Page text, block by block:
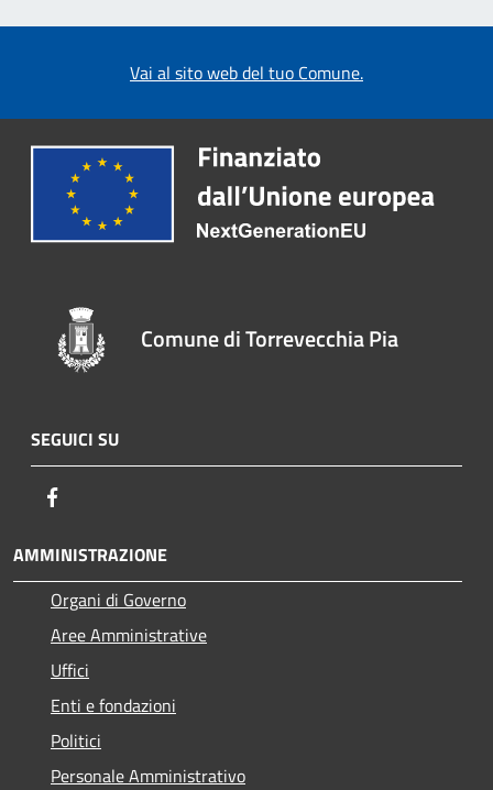
Vai al sito web del tuo Comune.
Comune di Torrevecchia Pia
SEGUICI SU
AMMINISTRAZIONE
Organi di Governo
Aree Amministrative
Uffici
Enti e fondazioni
Politici
Personale Amministrativo